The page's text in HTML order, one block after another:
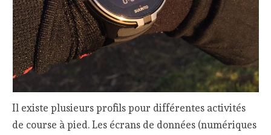
Il existe plusieurs profils pour différentes activités
de course à pied. Les écrans de données (numériques